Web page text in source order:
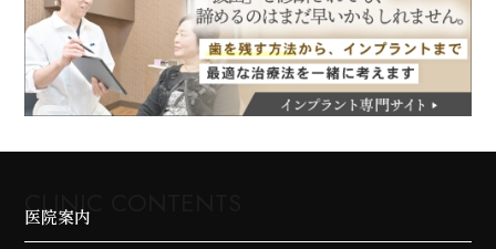
CLINIC CONTENTS
医院案内